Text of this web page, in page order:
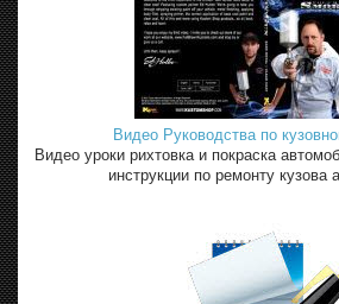
Видео Руководства по
Видео уроки рихтовка и покраска
инструкции по ремонту кузова